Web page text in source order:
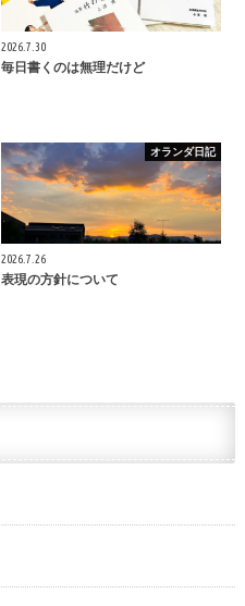
2026.7.30
毎日書くのは無理だけど
オランダ日記
2026.7.26
表現の方針について